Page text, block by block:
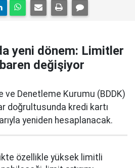
yeni dönem: Limitler
değişiyor
ve Denetleme Kurumu (BDDK)
doğrultusunda kredi kartı
yeniden hesaplanacak.
özellikle yüksek limitli